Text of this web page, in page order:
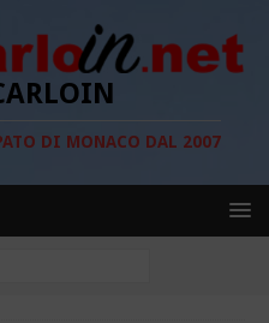
DI MONACO DAL 2007